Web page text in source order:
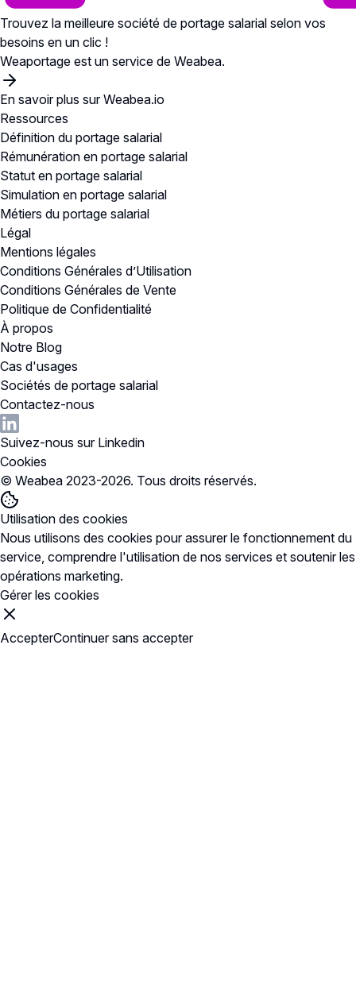
Trouvez la meilleure société de portage salarial selon vos
besoins en un clic !
Weaportage est un service de Weabea.
En savoir plus sur Weabea.io
Ressources
Définition du portage salarial
Rémunération en portage salarial
Statut en portage salarial
Simulation en portage salarial
Métiers du portage salarial
Légal
Mentions légales
Conditions Générales d’Utilisation
Conditions Générales de Vente
Politique de Confidentialité
À propos
Notre Blog
Cas d'usages
Sociétés de portage salarial
Contactez-nous
Suivez-nous sur Linkedin
Cookies
© Weabea 2023-2026. Tous droits réservés.
Utilisation des cookies
Nous utilisons des cookies pour assurer le fonctionnement du
service, comprendre l'utilisation de nos services et soutenir les
opérations marketing.
Gérer les cookies
AccepterContinuer sans accepter